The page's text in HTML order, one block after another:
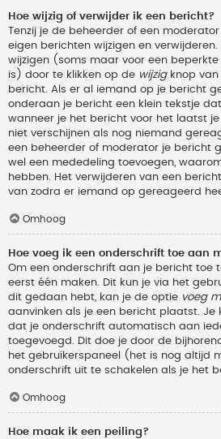
Hoe wijzig of verwijder ik een bericht?
Tenzij je de beheerder of een
eigen berichten wijzigen en
wijzigen (soms maar voor een
is) door te klikken op de wijzigknop van
bericht. Als er al iemand op je bericht
onderaan je bericht een klein tekstje
wanneer je het bericht voor het laatst je
niet verschijnen als nog niemand
een beheerder of moderator je bericht
wel een mededeling toevoegen,
hebben. Het verwijderen van een
van zodra er iemand op gereageerd
Omhoog
Hoe voeg ik een onderschrift toe aan
Om een onderschrift aan je bericht toe
eerst één maken. Dit kun je via het
dit gedaan hebt, kan je de optie voeg
aanvinken als je een bericht plaatst. Je
dat je onderschrift automatisch aan
toegevoegd. Dit doe je door de
het gebruikerspaneel (het is nog altijd
onderschrift uit te schakelen als je het
Omhoog
Hoe maak ik een peiling?